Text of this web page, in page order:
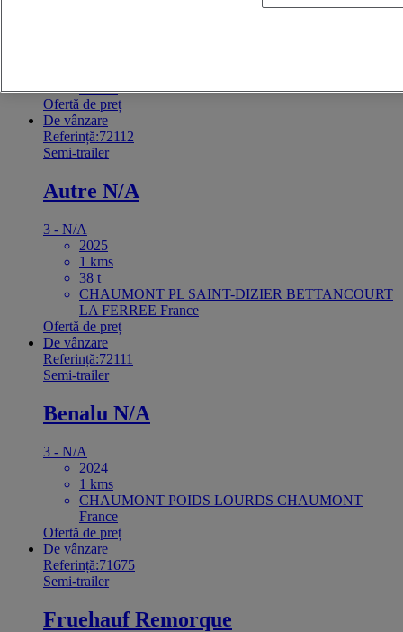
France
Ofertă de preț
De vânzare
Referință:72112
Semi-trailer
Autre N/A
3 - N/A
2025
1 kms
38 t
CHAUMONT PL SAINT-DIZIER BETTANCOURT
LA FERREE France
Ofertă de preț
De vânzare
Referință:72111
Semi-trailer
Benalu N/A
3 - N/A
2024
1 kms
CHAUMONT POIDS LOURDS CHAUMONT
France
Ofertă de preț
De vânzare
Referință:71675
Semi-trailer
Fruehauf Remorque